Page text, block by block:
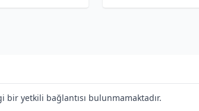
bir yetkili bağlantısı bulunmamaktadır.